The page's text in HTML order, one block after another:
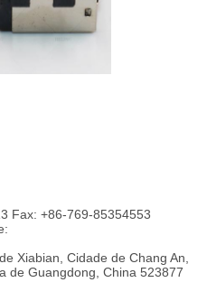
Fax: +86-769-85354553
Xiabian, Cidade de Chang An,
de Guangdong, China 523877